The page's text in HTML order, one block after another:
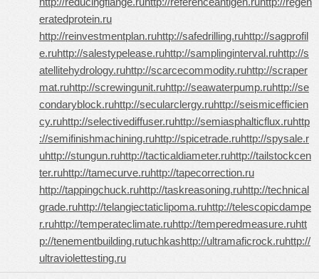
eratedprotein.ru
http://reinvestmentplan.ruhttp://safedrilling.ruhttp://sagprofil
e.ruhttp://salestypelease.ruhttp://samplinginterval.ruhttp://s
atellitehydrology.ruhttp://scarcecommodity.ruhttp://scraper
mat.ruhttp://screwingunit.ruhttp://seawaterpump.ruhttp://se
condaryblock.ruhttp://secularclergy.ruhttp://seismicefficien
cy.ruhttp://selectivediffuser.ruhttp://semiasphalticflux.ruhttp
://semifinishmachining.ruhttp://spicetrade.ruhttp://spysale.r
uhttp://stungun.ruhttp://tacticaldiameter.ruhttp://tailstockcen
ter.ruhttp://tamecurve.ruhttp://tapecorrection.ru
http://tappingchuck.ruhttp://taskreasoning.ruhttp://technical
grade.ruhttp://telangiectaticlipoma.ruhttp://telescopicdampe
r.ruhttp://temperateclimate.ruhttp://temperedmeasure.ruhtt
p://tenementbuilding.rutuchkashttp://ultramaficrock.ruhttp://
ultraviolettesting.ru